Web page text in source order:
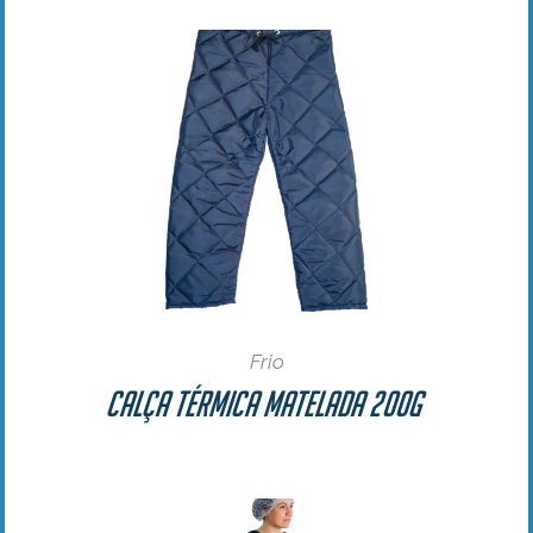
Frio
Calça Térmica Matelada 200g